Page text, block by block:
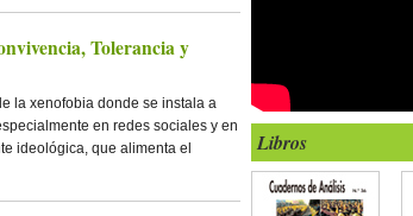
Tolerancia y
la xenofobia donde se instala a
en redes sociales y en
ideológica, que alimenta el
Libros